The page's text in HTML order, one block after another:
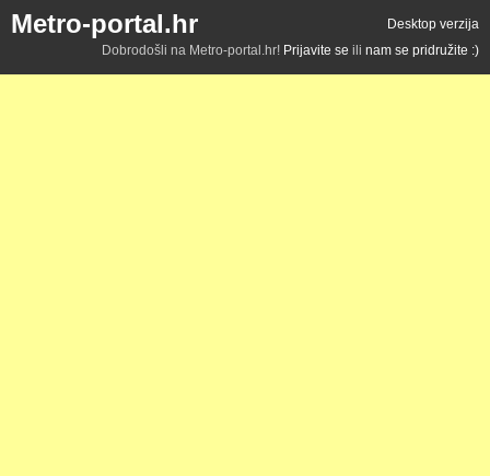
Metro-portal.hr
Desktop verzija
Dobrodošli na Metro-portal.hr! Prijavite se ili nam se pridružite :)